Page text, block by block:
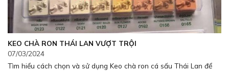
KEO CHÀ RON THÁI LAN VƯỢT TRỘI
07/03/2024
Tìm hiểu cách chọn và sử dụng Keo chà ron cá sấu Thái Lan để